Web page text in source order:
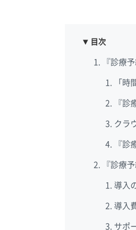
目次
『診療
「時
『診
クラ
『診
『診療
導入
導入
サポ